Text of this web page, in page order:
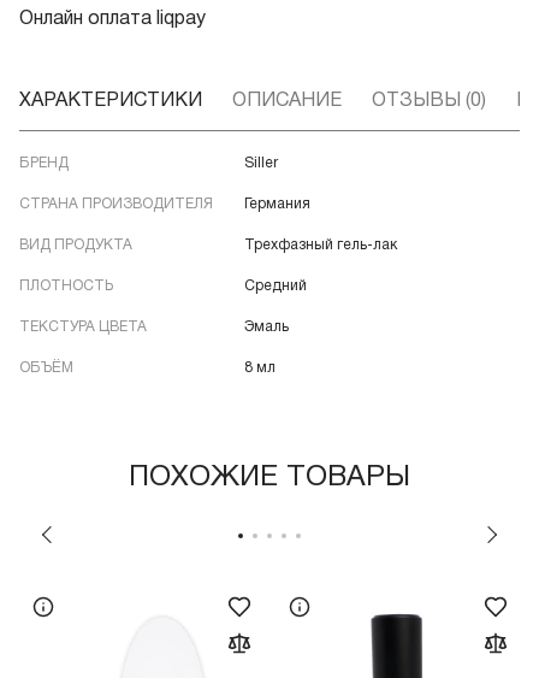
Онлайн оплата liqpay
ХАРАКТЕРИСТИКИ ОПИСАНИЕ ОТЗЫВЫ (0)
БРЕНД Siller
СТРАНА ПРОИЗВОДИТЕЛЯ Германия
ВИД ПРОДУКТА Трехфазный гель-лак
ПЛОТНОСТЬ Средний
ТЕКСТУРА ЦВЕТА Эмаль
ОБЪЁМ 8 мл
ПОХОЖИЕ ТОВАРЫ